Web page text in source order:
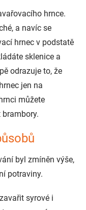
hrnce.
a navíc se
hrnec v podstatě
sklenice a
odrazuje to, že
jen na
můžete
byl zmíněn výše,
potraviny.
syrové i